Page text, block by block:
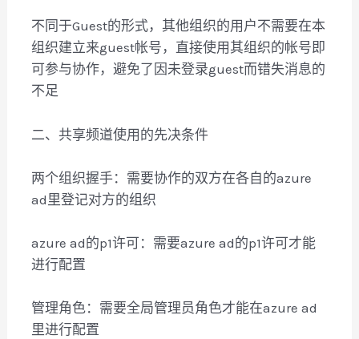
不同于Guest的形式，其他组织的用户不需要在本
组织建立来guest帐号，直接使用其组织的帐号即
可参与协作，避免了因未登录guest而错失消息的
不足
二、共享频道使用的先决条件
两个组织握手：需要协作的双方在各自的azure
ad里登记对方的组织
azure ad的p1许可：需要azure ad的p1许可才能
进行配置
管理角色：需要全局管理员角色才能在azure ad
里进行配置